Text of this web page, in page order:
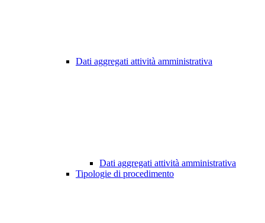
Dati aggregati attività amministrativa
Dati aggregati attività amministrativa
Tipologie di procedimento